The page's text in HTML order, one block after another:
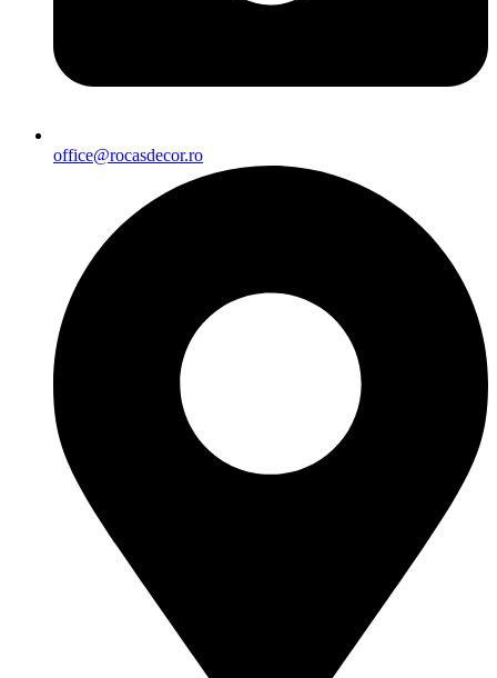
office@rocasdecor.ro